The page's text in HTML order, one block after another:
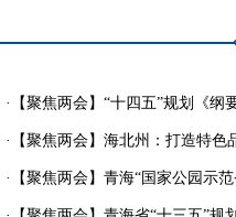
· 【聚焦两会】“十四五”规划《
· 【聚焦两会】海北州：打造特色
· 【聚焦两会】青海“国家公园示